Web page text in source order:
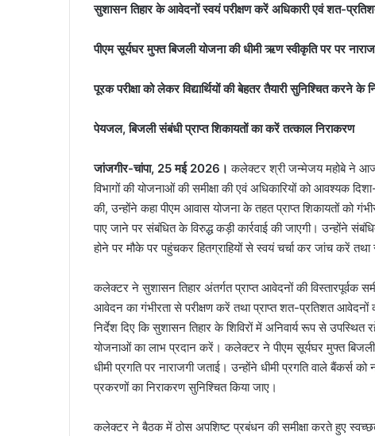
सुशासन तिहार के आवेदनों स्वयं परीक्षण करें अधिकारी एवं शत-
पीएम सूर्यघर मुफ्त बिजली योजना की धीमी ऋण स्वीकृति पर पर
पूरक परीक्षा को लेकर विद्यार्थियों की बेहतर तैयारी सुनिश्चित करने के
पेयजल, बिजली संबंधी प्राप्त शिकायतों का करें तत्काल निराकरण
जांजगीर-चांपा, 25 मई 2026। कलेक्टर श्री जन्मेजय महोबे ने आज
विभागों की योजनाओं की समीक्षा की एवं अधिकारियों को आवश्यक
की, उन्होंने कहा पीएम आवास योजना के तहत प्राप्त शिकायतों को
पाए जाने पर संबंधित के विरुद्ध कड़ी कार्रवाई की जाएगी। उन्होंने
होने पर मौके पर पहुंचकर हितग्राहियों से स्वयं चर्चा कर जांच करें
कलेक्टर ने सुशासन तिहार अंतर्गत प्राप्त आवेदनों की विस्तारपूर्वक
आवेदन का गंभीरता से परीक्षण करें तथा प्राप्त शत-प्रतिशत आवेदनों
निर्देश दिए कि सुशासन तिहार के शिविरों में अनिवार्य रूप से
योजनाओं का लाभ प्रदान करें। कलेक्टर ने पीएम सूर्यघर मुफ्त बिजली
धीमी प्रगति पर नाराजगी जताई। उन्होंने धीमी प्रगति वाले
प्रकरणों का निराकरण सुनिश्चित किया जाए।
कलेक्टर ने बैठक में ठोस अपशिष्ट प्रबंधन की समीक्षा करते हुए